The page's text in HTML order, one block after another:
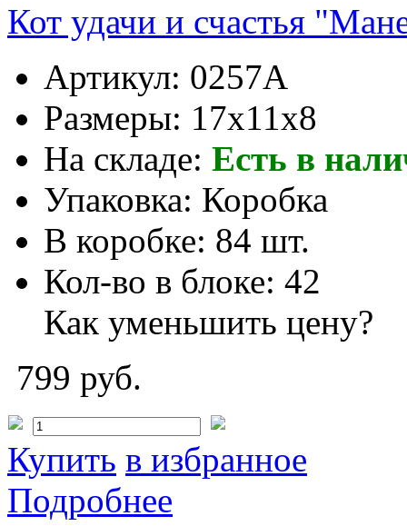
Кот удачи и счастья
Артикул: 0257A
Размеры: 17x11x8
На складе: Есть в
Упаковка: Коробка
В коробке: 84 шт.
Кол-во в блоке: 42
Как уменьшить цену?
799 руб.
Купить в избранное
Подробнее